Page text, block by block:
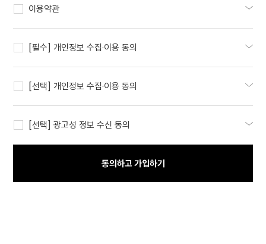
이용약관
[필수] 개인정보 수집·이용 동의
[선택] 개인정보 수집·이용 동의
[선택] 광고성 정보 수신 동의
동의하고 가입하기